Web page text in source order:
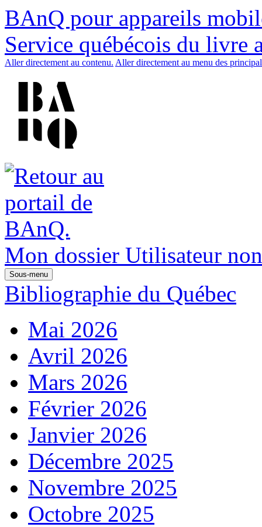
BAnQ pour appareils
Service québécois du livre
Aller directement au contenu. Aller directement au menu des
Mon dossier Utilisateur
Sous-menu
Bibliographie du Québec
Mai 2026
Avril 2026
Mars 2026
Février 2026
Janvier 2026
Décembre 2025
Novembre 2025
Octobre 2025